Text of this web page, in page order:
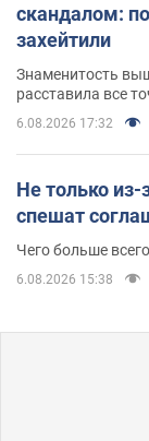
скандалом:
захейтили
Знаменитость
расставила все
6.08.2026 17:32
Не только
спешат
Чего больше
6.08.2026 15:38